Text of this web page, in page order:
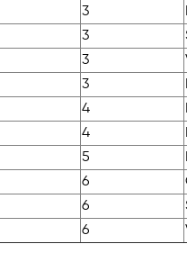
3
3
3
3
4
4
5
6
6
6